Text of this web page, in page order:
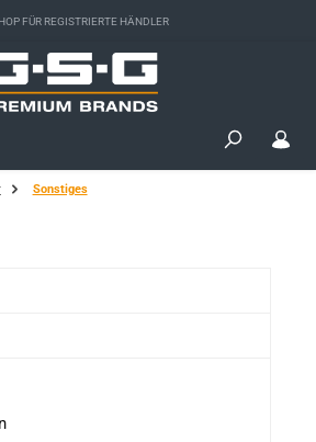
FÜR REGISTRIERTE HÄNDLER
Sonstiges